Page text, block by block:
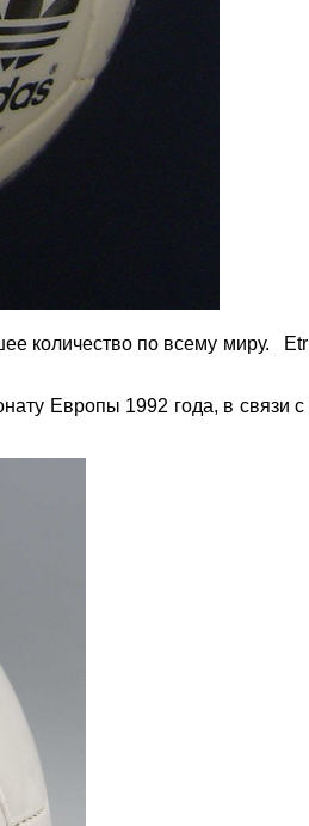
количество по всему миру.
Европы 1992 года, в связи